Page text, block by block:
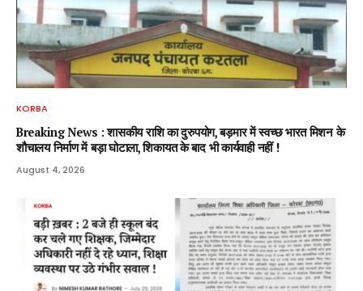
KORBA
Breaking News : शासकीय राशि का दुरुपयोग, बड़मार में स्वच्छ भारत मिशन के
शौचालय निर्माण में बड़ा घोटाला, शिकायत के बाद भी कार्यवाही नहीं !
August 4, 2026